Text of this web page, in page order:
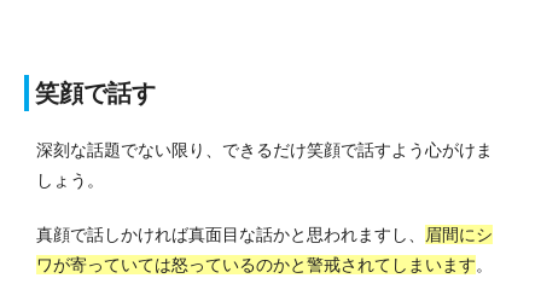
笑顔で話す
深刻な話題でない限り、できるだけ笑顔で話すよう心がけま
しょう。
真顔で話しかければ真面目な話かと思われますし、 眉間にシ
ワが寄っていては怒っているのかと警戒されてしまいます。